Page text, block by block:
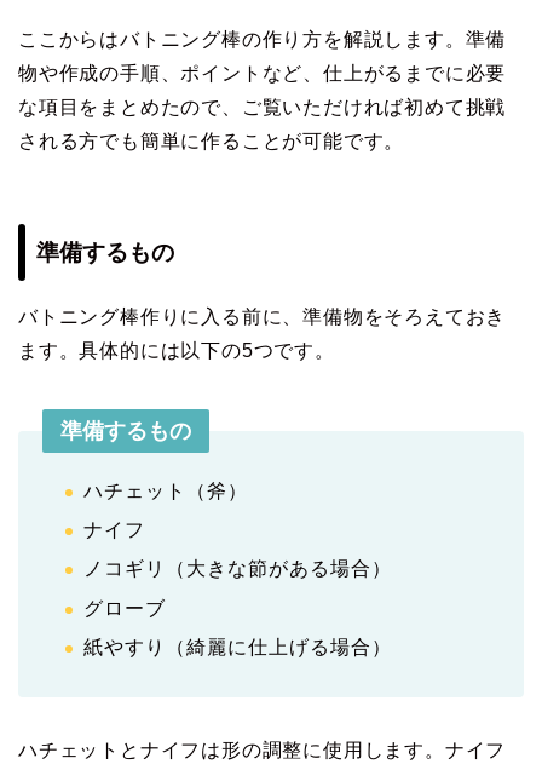
ここからはバトニング棒の作り方を解説します。準備
物や作成の手順、ポイントなど、仕上がるまでに必要
な項目をまとめたので、ご覧いただければ初めて挑戦
される方でも簡単に作ることが可能です。
準備するもの
バトニング棒作りに入る前に、準備物をそろえておき
ます。具体的には以下の5つです。
準備するもの
ハチェット（斧）
ナイフ
ノコギリ（大きな節がある場合）
グローブ
紙やすり（綺麗に仕上げる場合）
ハチェットとナイフは形の調整に使用します。ナイフ